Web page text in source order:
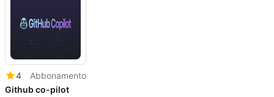
4
Abbonamento
Github co-pilot